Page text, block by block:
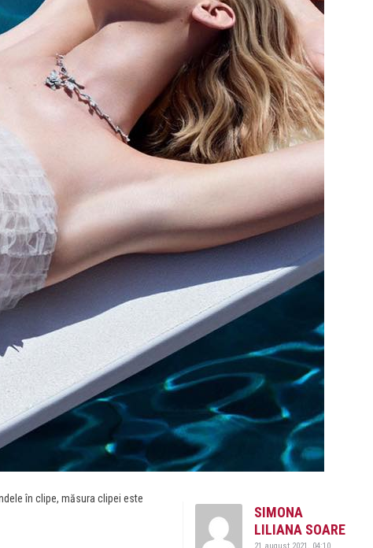
SIMONA
LILIANA SOARE
în clipe, măsura clipei este